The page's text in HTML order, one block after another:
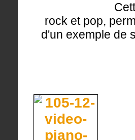
rock et pop,
d'un exemple de